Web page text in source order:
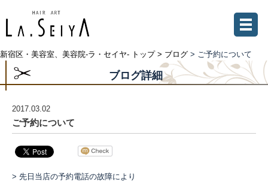
新宿区・美容室、美容院-ラ・セイヤ- トップ > ブログ > ご予約について
ブログ詳細
2017.03.02
ご予約について
> 先日当店の予約電話の故障により